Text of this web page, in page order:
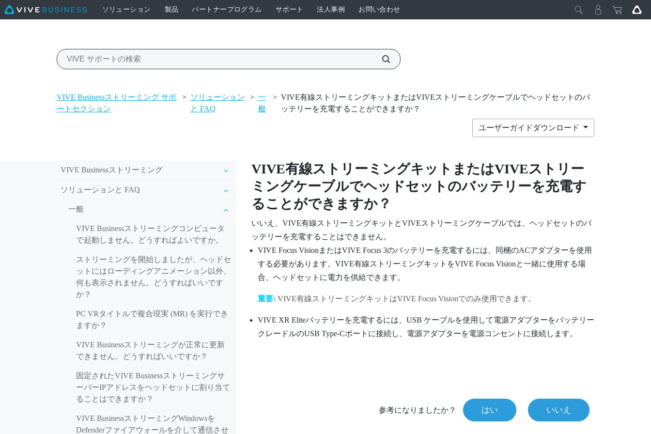
ソリューション 製品 パートナープログラム サポート 法人事例 お問い合わせ
VIVE Businessストリーミング サポ
ートセクション
> ソリューション
と FAQ
> 一
般
> VIVE有線ストリーミングキットまたはVIVEストリーミングケーブルでヘッドセットのバ
ッテリーを充電することができますか？
ユーザーガイドダウンロード
VIVE Businessストリーミング
ソリューションと FAQ
一般
VIVE Businessストリーミングコンピュータ
で起動しません。どうすればよいですか。
ストリーミングを開始しましたが、ヘッドセ
ットにはローディングアニメーション以外、
何も表示されません。どうすればいいです
か？
PC VRタイトルで複合現実 (MR) を実行でき
ますか？
VIVE Businessストリーミングが正常に更新
できません。どうすればいいですか？
固定されたVIVE Businessストリーミングサ
ーバーIPアドレスをヘッドセットに割り当て
ることはできますか？
VIVE BusinessストリーミングWindowsを
Defenderファイアウォールを介して通信させ
VIVE有線ストリーミングキット またはVIVEストリー
ミングケーブルでヘッドセットのバッテリーを充電す
ることができますか？
いいえ、 VIVE有線ストリーミングキット とVIVEストリーミングケーブルでは、ヘッドセットのバ
ッテリーを充電することはできません。
VIVE Focus Vision またはVIVE Focus 3のバッテリーを充電するには、同梱のACアダプターを使用
する必要があります。 VIVE有線ストリーミングキット をVIVE Focus Visionと一緒に使用する場
合、ヘッドセットに電力を供給できます。
重要: VIVE有線ストリーミングキット はVIVE Focus Visionでのみ使用できます。
VIVE XR Eliteバッテリーを充電するには、USB ケーブルを使用して電源アダプターをバッテリー
クレードルのUSB Type-Cポートに接続し、電源アダプターを電源コンセントに接続します。
参考になりましたか？ はい いいえ